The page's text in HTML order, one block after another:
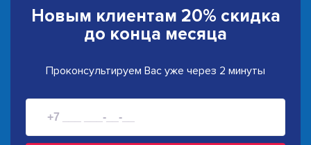
Новым клиентам 20% скидка
до конца месяца
Проконсультируем Вас уже через 2 минуты